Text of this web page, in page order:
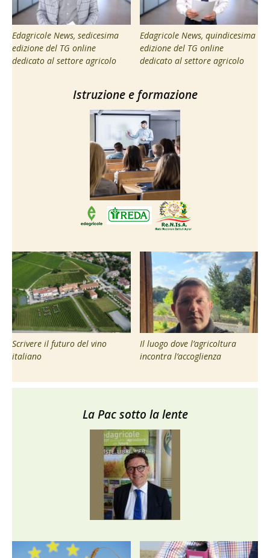
Edagricole News, sedicesima
edizione del TG online
dedicato al settore agricolo
Edagricole News, quindicesima
edizione del TG online
dedicato al settore agricolo
Istruzione e formazione
Scrivere il futuro del vino
italiano
Il luogo dove l’agricoltura
incontra l’accoglienza
La Pac sotto la lente